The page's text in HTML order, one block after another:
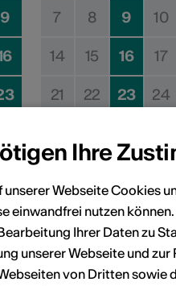
9 7 8 9 10
14 15 16 17
21 22 23 24
Durchführungsdatum
Ihre
unserer Webseite Cookies
einwandfrei nutzen
Ihrer Daten zu
unserer Webseite und
von Dritten sowie